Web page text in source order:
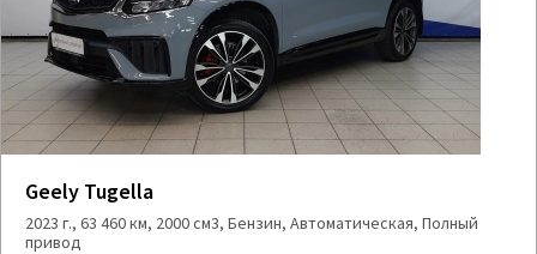
Geely Tugella
2023 г., 63 460 км, 2000 см3, Бензин, Автоматическая, Полный
привод